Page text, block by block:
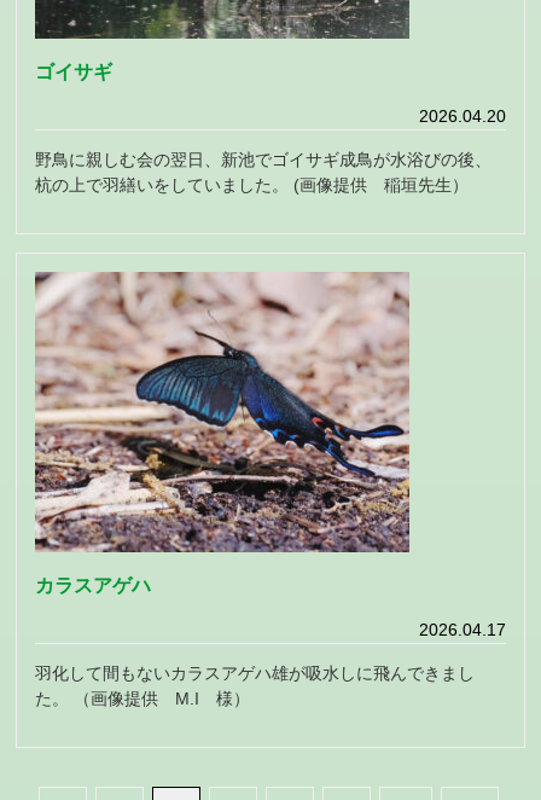
ゴイサギ
2026.04.20
野鳥に親しむ会の翌日、新池でゴイサギ成鳥が水浴びの後、
杭の上で羽繕いをしていました。 (画像提供 稲垣先生）
カラスアゲハ
2026.04.17
羽化して間もないカラスアゲハ雄が吸水しに飛んできまし
た。 （画像提供 M.I 様）